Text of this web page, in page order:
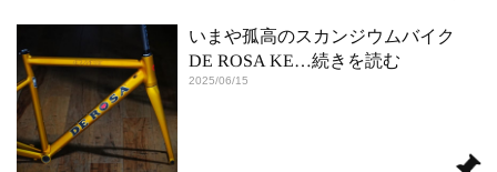
いまや孤高のスカンジウムバイク
DE ROSA KE…続きを読む
2025/06/15